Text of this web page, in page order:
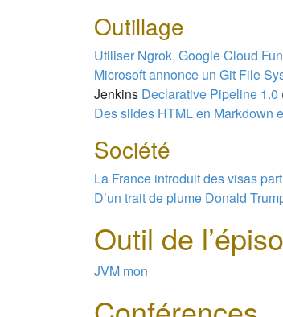
Outillage
Utiliser Ngrok, Google Cloud
Microsoft annonce un Git File
Jenkins Declarative Pipeline 1.0
Des slides HTML en Markdown
Société
La France introduit des visas
D’un trait de plume Donald
Outil de
JVM mon